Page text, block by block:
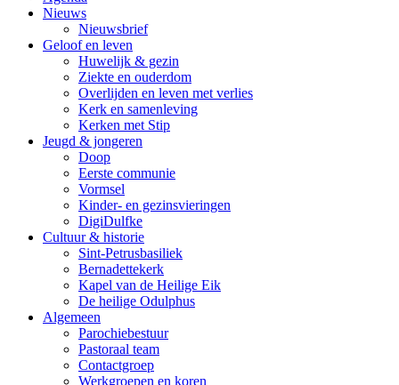
Nieuws
Nieuwsbrief
Geloof en leven
Huwelijk & gezin
Ziekte en ouderdom
Overlijden en leven met verlies
Kerk en samenleving
Kerken met Stip
Jeugd & jongeren
Doop
Eerste communie
Vormsel
Kinder- en gezinsvieringen
DigiDulfke
Cultuur & historie
Sint-Petrusbasiliek
Bernadettekerk
Kapel van de Heilige Eik
De heilige Odulphus
Algemeen
Parochiebestuur
Pastoraal team
Contactgroep
Werkgroepen en koren